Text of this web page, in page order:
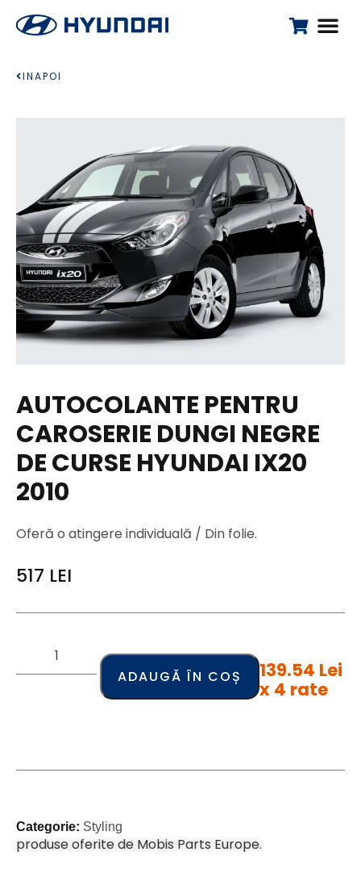
INAPOI
AUTOCOLANTE PENTRU
CAROSERIE DUNGI NEGRE
DE CURSE HYUNDAI IX20
2010
Oferă o atingere individuală / Din folie.
517 LEI
ADAUGĂ ÎN COȘ
139.54 Lei
x 4 rate
Categorie: Styling
produse oferite de Mobis Parts Europe.